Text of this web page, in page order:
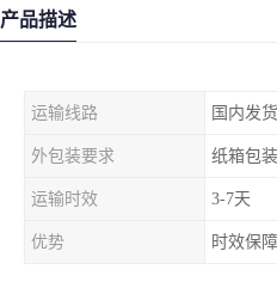
产品描述
运输线路 国内发
外包装要求 纸箱包
运输时效 3-7天
优势 时效保